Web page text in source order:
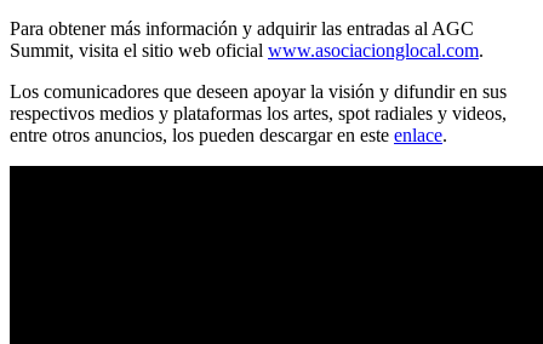
Para obtener más información y adquirir las entradas al AGC
Summit, visita el sitio web oficial www.asociacionglocal.com.
Los comunicadores que deseen apoyar la visión y difundir en sus
respectivos medios y plataformas los artes, spot radiales y videos,
entre otros anuncios, los pueden descargar en este enlace.